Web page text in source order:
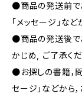
●商品の発送前で
「メッセージ」な
●商品の発送後で
かじめ, ご了承く
●お探しの書籍，
セージ」などから